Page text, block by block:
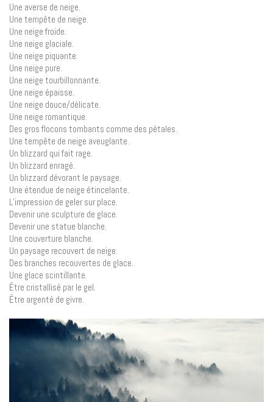
Une averse de neige.
Une tempête de neige.
Une neige froide.
Une neige glaciale.
Une neige piquante.
Une neige pure.
Une neige tourbillonnante.
Une neige épaisse.
Une neige douce/délicate.
Une neige romantique.
Des gros flocons tombants comme des pétales.
Une tempête de neige aveuglante.
Un blizzard qui fait rage.
Un blizzard enragé.
Un blizzard dévorant le paysage.
Une étendue de neige étincelante.
L’impression de geler sur place.
Devenir une sculpture de glace.
Devenir une statue blanche.
Une couverture blanche.
Un paysage recouvert de neige.
Des branches recouvertes de glace.
Une glace scintillante.
Être cristallisé par le gel.
Être argenté de givre.